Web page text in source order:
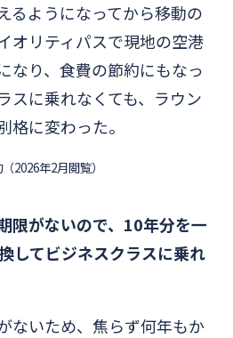
るようになってから移動の
オリティパスで現地の空港
なり、食費の節約にもなっ
スに乗れなくても、ラウン
格に変わった。
2026年2月閲覧）
限がないので、10年分を一
してビジネスクラスに乗れ
ないため、焦らず何年もか